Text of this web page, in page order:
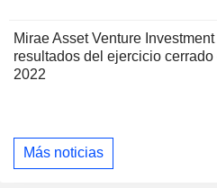
Mirae Asset Venture
resultados del ejercicio
2022
Más noticias